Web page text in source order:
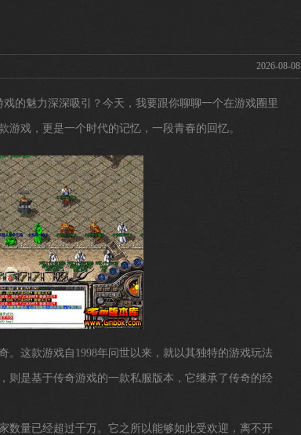
2026-08-08
的魅力深深吸引？今天，我要跟你聊聊一个在游戏圈里
戏，更是一个时代的记忆，一段青春的回忆。
这款游戏自1998年问世以来，就以其独特的游戏玩法
则是基于传奇游戏的一款私服版本，它继承了传奇的经
数量已经超过千万。它之所以能够如此受欢迎，离不开